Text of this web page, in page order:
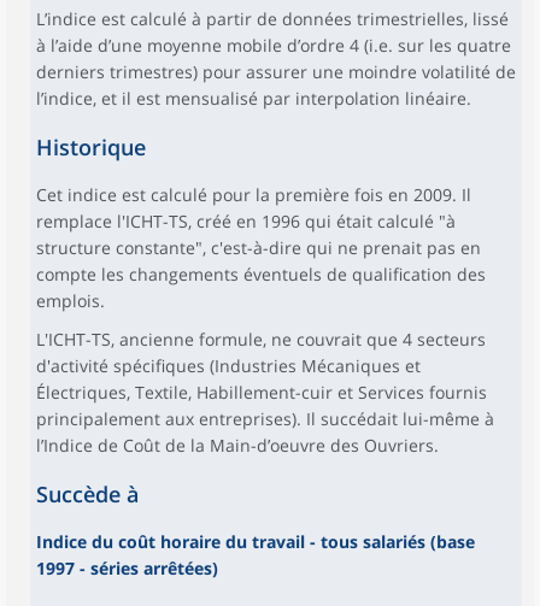
L’indice est calculé à partir de données trimestrielles, lissé
à l’aide d’une moyenne mobile d’ordre 4 (i.e. sur les quatre
derniers trimestres) pour assurer une moindre volatilité de
l’indice, et il est mensualisé par interpolation linéaire.
Historique
Cet indice est calculé pour la première fois en 2009. Il
remplace l'ICHT-TS, créé en 1996 qui était calculé "à
structure constante", c'est-à-dire qui ne prenait pas en
compte les changements éventuels de qualification des
emplois.
L'ICHT-TS, ancienne formule, ne couvrait que 4 secteurs
d'activité spécifiques (Industries Mécaniques et
Électriques, Textile, Habillement-cuir et Services fournis
principalement aux entreprises). Il succédait lui-même à
l’Indice de Coût de la Main-d’oeuvre des Ouvriers.
Succède à
Indice du coût horaire du travail - tous salariés (base
1997 - séries arrêtées)